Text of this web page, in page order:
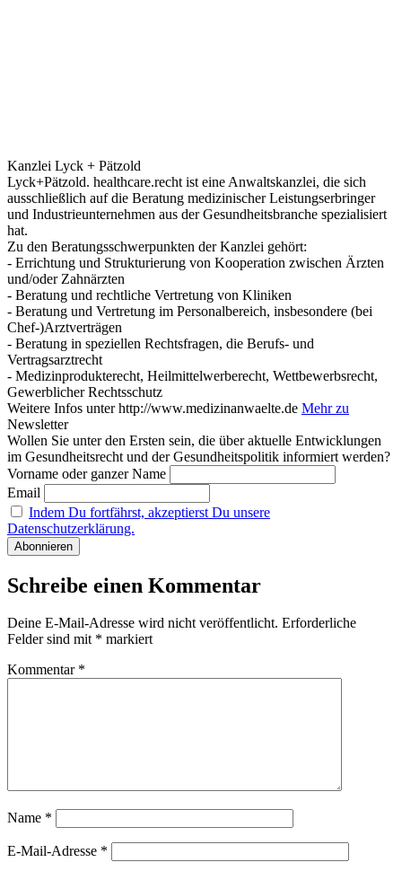
Kanzlei Lyck + Pätzold
Lyck+Pätzold. healthcare.recht ist eine Anwaltskanzlei, die sich
ausschließlich auf die Beratung medizinischer Leistungserbringer
und Industrieunternehmen aus der Gesundheitsbranche spezialisiert
hat.
Zu den Beratungsschwerpunkten der Kanzlei gehört:
- Errichtung und Strukturierung von Kooperation zwischen Ärzten
und/oder Zahnärzten
- Beratung und rechtliche Vertretung von Kliniken
- Beratung und Vertretung im Personalbereich, insbesondere (bei
Chef-)Arztverträgen
- Beratung in speziellen Rechtsfragen, die Berufs- und
Vertragsarztrecht
- Medizinprodukterecht, Heilmittelwerberecht, Wettbewerbsrecht,
Gewerblicher Rechtsschutz
Weitere Infos unter http://www.medizinanwaelte.de Mehr zu
Newsletter
Wollen Sie unter den Ersten sein, die über aktuelle Entwicklungen
im Gesundheitsrecht und der Gesundheitspolitik informiert werden?
Vorname oder ganzer Name
Email
Indem Du fortfährst, akzeptierst Du unsere
Datenschutzerklärung.
Schreibe einen Kommentar
Deine E-Mail-Adresse wird nicht veröffentlicht. Erforderliche
Felder sind mit * markiert
Kommentar *
Name *
E-Mail-Adresse *